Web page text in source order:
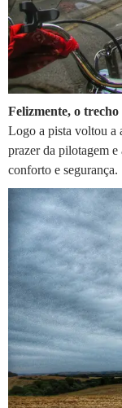
Felizmente, o
Logo a pista voltou a
prazer da pilotagem
conforto e segurança.